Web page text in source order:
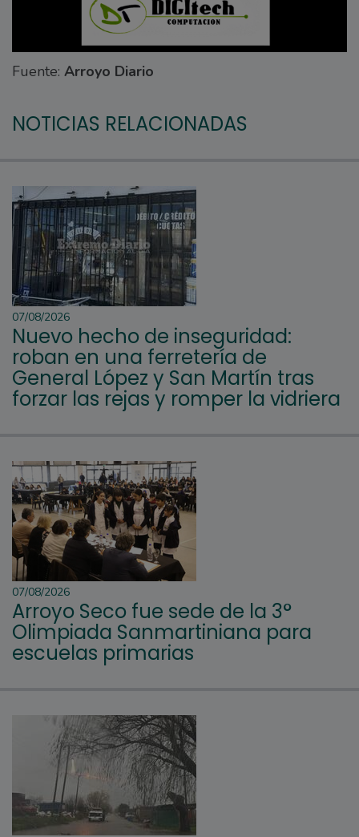
Fuente: Arroyo Diario
NOTICIAS RELACIONADAS
07/08/2026
Nuevo hecho de inseguridad:
roban en una ferretería de
General López y San Martín tras
forzar las rejas y romper la vidriera
07/08/2026
Arroyo Seco fue sede de la 3°
Olimpiada Sanmartiniana para
escuelas primarias